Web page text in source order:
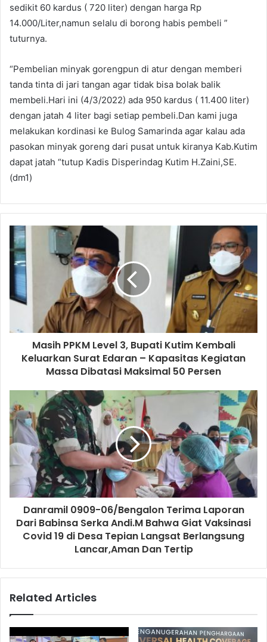
sedikit 60 kardus ( 720 liter) dengan harga Rp
14.000/Liter,namun selalu di borong habis pembeli ”
tuturnya.
“Pembelian minyak gorengpun di atur dengan memberi
tanda tinta di jari tangan agar tidak bisa bolak balik
membeli.Hari ini (4/3/2022) ada 950 kardus ( 11.400 liter)
dengan jatah 4 liter bagi setiap pembeli.Dan kami juga
melakukan kordinasi ke Bulog Samarinda agar kalau ada
pasokan minyak goreng dari pusat untuk kiranya Kab.Kutim
dapat jatah “tutup Kadis Disperindag Kutim H.Zaini,SE.
(dm1)
Masih PPKM Level 3, Bupati Kutim Kembali
Keluarkan Surat Edaran – Kapasitas Kegiatan
Massa Dibatasi Maksimal 50 Persen
Danramil 0909-06/Bengalon Terima Laporan
Dari Babinsa Serka Andi.M Bahwa Giat Vaksinasi
Covid 19 di Desa Tepian Langsat Berlangsung
Lancar,Aman Dan Tertip
Related Articles